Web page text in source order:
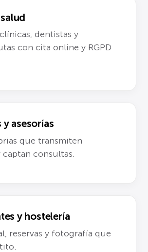
dentistas y
con cita online y RGPD
asesorías
que transmiten
captan consultas.
y hostelería
reservas y fotografía que